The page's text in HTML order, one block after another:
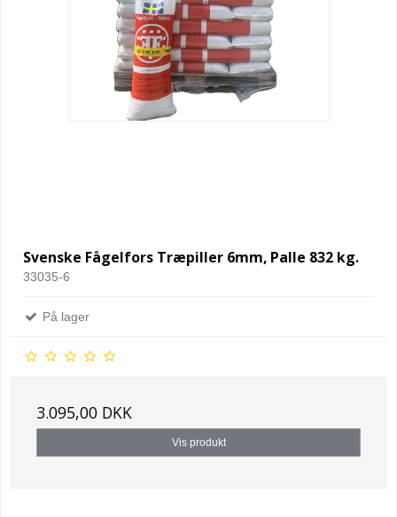
Svenske Fågelfors Træpiller 6mm, Palle 832 kg.
33035-6
På lager
3.095,00 DKK
Vis produkt